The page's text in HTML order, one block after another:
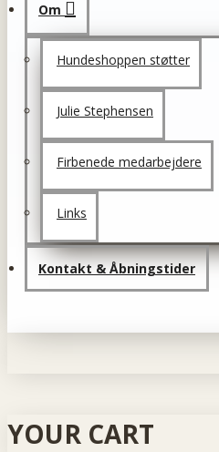
Om
Hundeshoppen støtter
Julie Stephensen
Firbenede medarbejdere
Links
Kontakt & Åbningstider
YOUR CART